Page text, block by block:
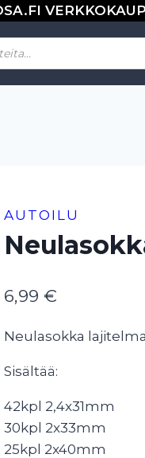
AUTOILU
6,99€
Neulasokka
Sisältää:
42kpl 2,4x31mm
30kpl 2x33mm
25kpl 2x40mm